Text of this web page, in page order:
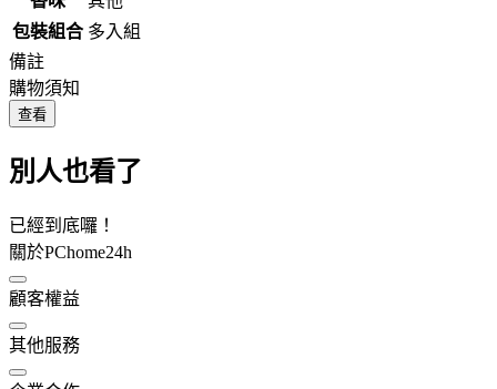
包裝組合 多入組
備註
購物須知
查看
別人也看了
已經到底囉！
關於PChome24h
顧客權益
其他服務